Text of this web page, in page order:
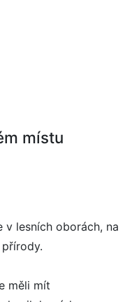
místu
v lesních oborách, na
měli mít